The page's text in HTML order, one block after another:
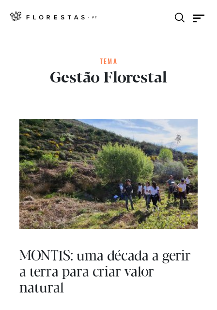
TEMA
Gestão Florestal
MONTIS: uma década a gerir
a terra para criar valor
natural